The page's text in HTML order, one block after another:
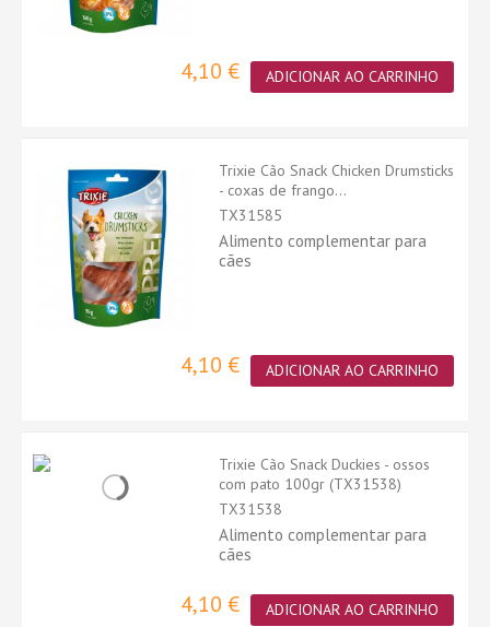
4,10 € ADICIONAR AO CARRINHO
Trixie Cão Snack Chicken Drumsticks
- coxas de frango...
TX31585
Alimento complementar para
cães
4,10 € ADICIONAR AO CARRINHO
Trixie Cão Snack Duckies - ossos
com pato 100gr (TX31538)
TX31538
Alimento complementar para
cães
4,10 € ADICIONAR AO CARRINHO